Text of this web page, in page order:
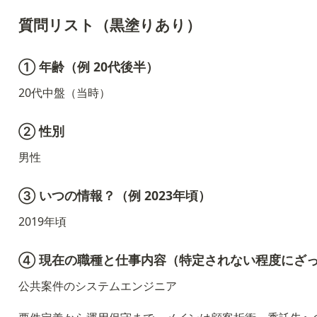
質問リスト（黒塗りあり）
① 年齢（例 20代後半）
20代中盤（当時）
② 性別
男性
③ いつの情報？（例 2023年頃）
2019年頃
④ 現在の職種と仕事内容（特定されない程度にざ
公共案件のシステムエンジニア